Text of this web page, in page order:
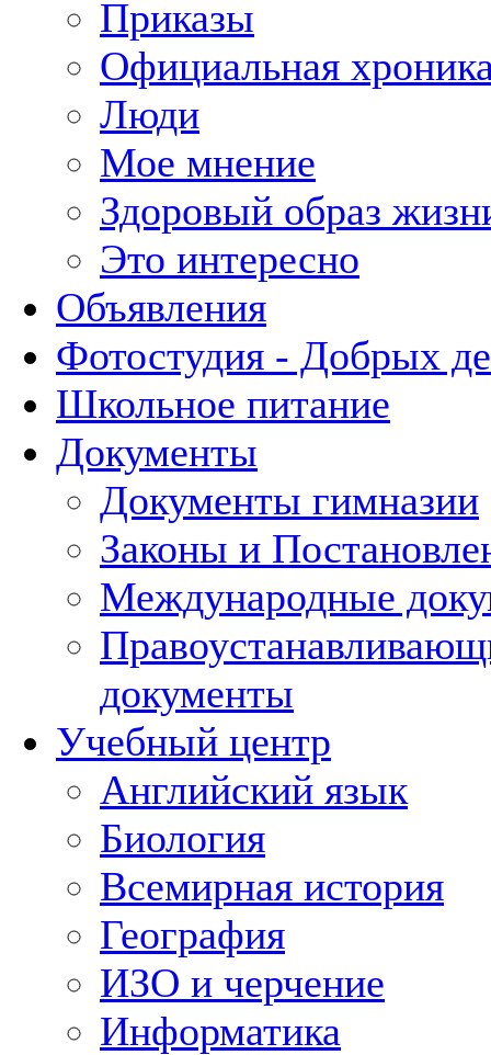
Приказы
Официальная
Люди
Мое мнение
Здоровый образ
Это интересно
Объявления
Фотостудия - Добрых
Школьное питание
Документы
Документы гимназии
Законы и
Международные
документы
Учебный центр
Английский язык
Биология
Всемирная история
География
ИЗО и черчение
Информатика